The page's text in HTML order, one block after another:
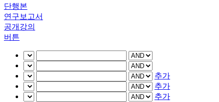
단행본
연구보고서
공개강의
버튼
추가
추가
추가